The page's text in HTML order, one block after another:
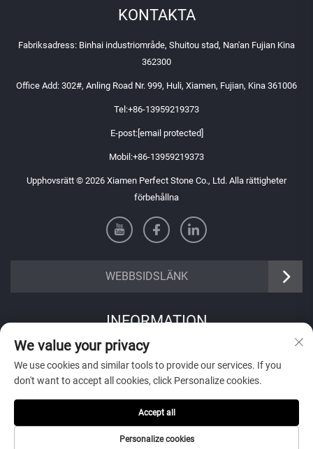
KONTAKTA
Fabriksadress: Binhai industriområde, Shuitou stad, Nan'an Fujian Kina
362300
Office Add: 302#, Anling Road Nr. 999, Huli, Xiamen, Fujian, Kina 361006
Tel:+86-13959219373
E-post:[email protected]
Mobil:+86-13959219373
Upphovsrätt © 2026 Xiamen Perfect Stone Co., Ltd. Alla rättigheter
förbehållna
WEBBSIDSLÄNK
INFORMATION
Registrera dig för att få vårt veckovisa nyhetsbrev
Skicka in
We value your privacy
We use cookies and similar tools to provide our services. If you
don't want to accept all cookies, click Personalize cookies.
Personalize cookies
Accept all